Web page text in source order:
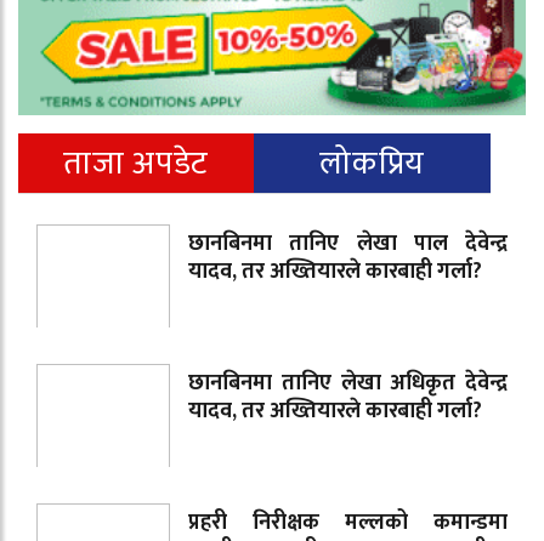
ताजा अपडेट लोकप्रिय
छानबिनमा तानिए लेखा पाल देवेन्द्र
यादव, तर अख्तियारले कारबाही गर्ला?
छानबिनमा तानिए लेखा अधिकृत देवेन्द्र
यादव, तर अख्तियारले कारबाही गर्ला?
प्रहरी निरीक्षक मल्लको कमान्डमा